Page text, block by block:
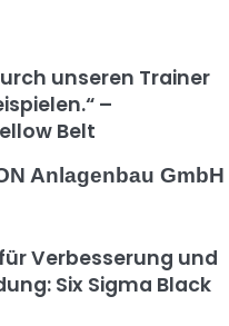
unseren Trainer
–
Belt
Anlagenbau GmbH
Verbesserung und
Six Sigma Black